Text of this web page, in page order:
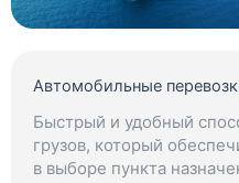
Автомобильные
Быстрый и удобный
грузов, который
в выборе пункта